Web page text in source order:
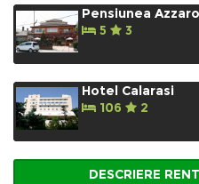
Pensiunea Azzaro
5
3
Hotel Calarasi
106
2
DESCRIERE